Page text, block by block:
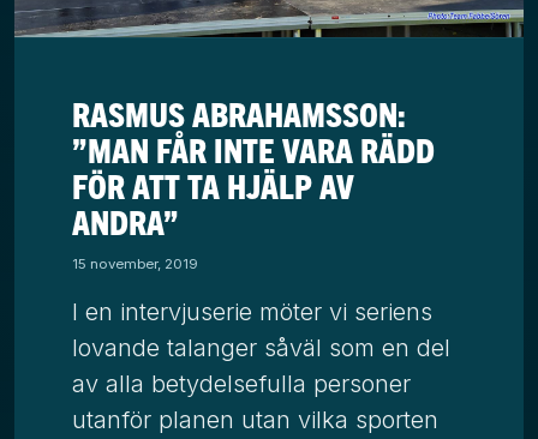
RASMUS ABRAHAMSSON:
”MAN FÅR INTE VARA RÄDD
FÖR ATT TA HJÄLP AV
ANDRA”
15 november, 2019
I en intervjuserie möter vi seriens
lovande talanger såväl som en del
av alla betydelsefulla personer
utanför planen utan vilka sporten